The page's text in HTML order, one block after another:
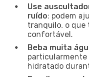
Use
ruído: podem
tranquilo, o que
confortável.
Beba muita
particularmente
hidratado